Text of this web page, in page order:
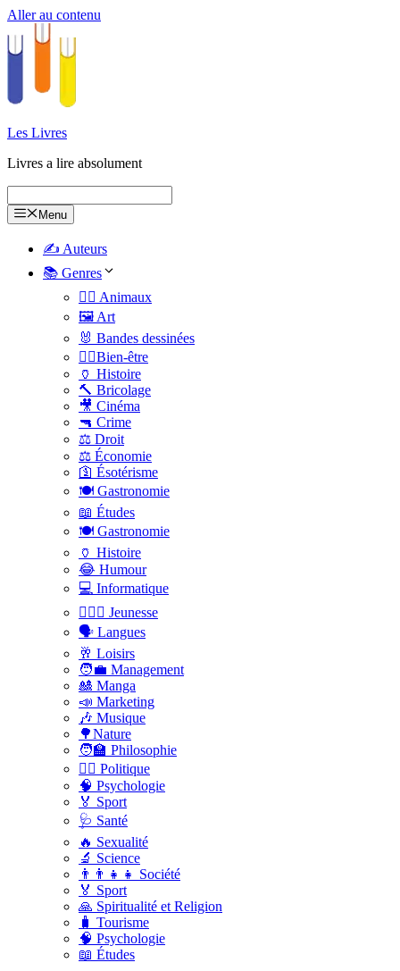
Aller au contenu
Les Livres
Livres a lire absolument
Menu
✍️ Auteurs
📚 Genres
🐕‍🦺 Animaux
🖼️ Art
🐰 Bandes dessinées
🧑‍⚕️Bien-être
🏺 Histoire
🔨 Bricolage
🎥 Cinéma
🔫 Crime
⚖️ Droit
⚖️ Économie
🛐 Ésotérisme
🍽️ Gastronomie
📖 Études
🍽️ Gastronomie
🏺 Histoire
😂 Humour
💻 Informatique
🤸🏽‍♀️ Jeunesse
🗣 Langues
🥂 Loisirs
🧑‍💼 Management
🎎 Manga
📣 Marketing
🎶 Musique
🌳Nature
🧑‍🏫 Philosophie
👨‍⚖️ Politique
🧠 Psychologie
🏅 Sport
🩺 Santé
🔥 Sexualité
🔬 Science
👨‍👨‍👧‍👧 Société
🏅 Sport
🙏 Spiritualité et Religion
🧳 Tourisme
🧠 Psychologie
📖 Études